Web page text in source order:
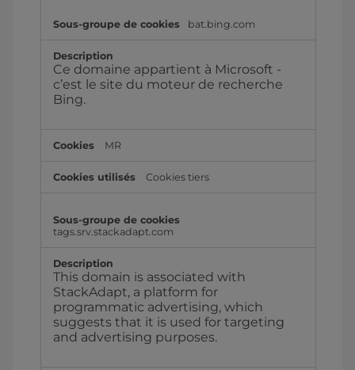
bat.bing.com
Ce domaine appartient à Microsoft -
c’est le site du moteur de recherche
Bing.
MR
Cookies tiers
tags.srv.stackadapt.com
This domain is associated with
StackAdapt, a platform for
programmatic advertising, which
suggests that it is used for targeting
and advertising purposes.